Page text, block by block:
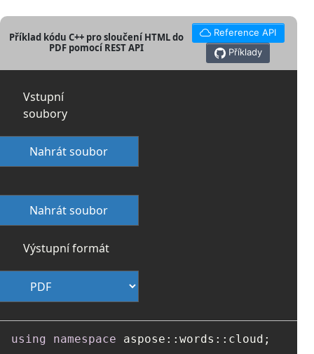
Příklad kódu C++ pro sloučení HTML do
PDF pomocí REST API
Reference API
Příklady
Vstupní
soubory
Nahrát soubor
Nahrát soubor
Výstupní formát
using namespace aspose::words::cloud;